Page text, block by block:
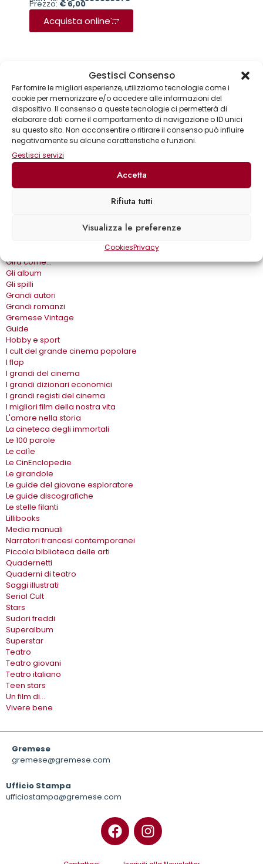
Gestisci Consenso
Per fornire le migliori esperienze, utilizziamo tecnologie come i
cookie per memorizzare e/o accedere alle informazioni del
dispositivo. Il consenso a queste tecnologie ci permetterà di
elaborare dati come il comportamento di navigazione o ID unici
su questo sito. Non acconsentire o ritirare il consenso può influire
negativamente su alcune caratteristiche e funzioni.
Gestisci servizi
Accetta
Rifiuta tutti
Visualizza le preferenze
CookiesPrivacy
Prezzo:€ 6,00
Acquista online
Biografia
Collane
Annuari & Guide
Astronomia & dintorni
Bear Grylls adventures
Biblioteca delle arti
Biblioteca gastronomica
Crimen
Gira come…
Gli album
Gli spilli
Grandi autori
Grandi romanzi
Gremese Vintage
Guide
Hobby e sport
I cult del grande cinema popolare
I flap
I grandi del cinema
I grandi dizionari economici
I grandi registi del cinema
I migliori film della nostra vita
L'amore nella storia
La cineteca degli immortali
Le 100 parole
Le calìe
Le CinEnclopedie
Le girandole
Le guide del giovane esploratore
Le guide discografiche
Le stelle filanti
Lillibooks
Media manuali
Narratori francesi contemporanei
Piccola biblioteca delle arti
Quadernetti
Quaderni di teatro
Saggi illustrati
Serial Cult
Stars
Sudori freddi
Superalbum
Superstar
Teatro
Teatro giovani
Teatro italiano
Teen stars
Un film di…
Vivere bene
Gremese
gremese@gremese.com
Ufficio Stampa
ufficiostampa@gremese.com